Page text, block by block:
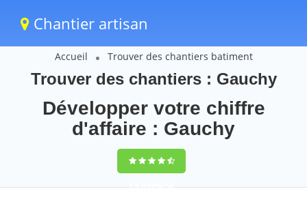
Chantier artisan
Accueil Trouver des chantiers batiment
Trouver des chantiers : Gauchy
Développer votre chiffre
d'affaire : Gauchy
9,5(100%)56